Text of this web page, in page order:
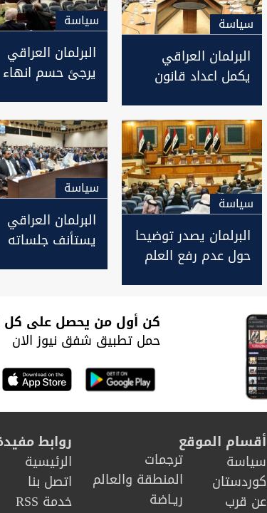
سیاسة
البرلمان العراقي
يكمل اعداد قانون
ويدرجه للتصويت
سیاسة
البرلمان العراقي
يرجئ حسم انهاء
والاتصالات
سیاسة
البرلمان يصدر توضيحا
حول عدم رفع العلم
سیاسة
البرلمان العراقي
يستأنف جلساته
كن أول من يحصل على كل
حمل تطبيق شفق نيوز الان
أقسام الموقع
سیاسة
كوردستان
عن قرب
ترجمات
المنطقة والعالم
ريـاضة
روابط
الرئيسية
اتصل بنا
خدمة RSS